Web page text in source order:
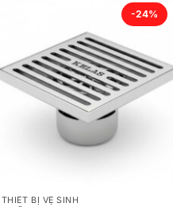
-24%
THIẾT BỊ VỆ SINH